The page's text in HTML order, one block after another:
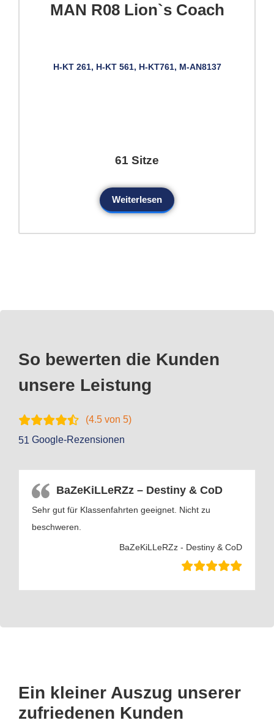
MAN R08 Lion`s Coach
H-KT 261, H-KT 561, H-KT761, M-AN8137
61 Sitze
Weiterlesen
So bewerten die Kunden
unsere Leistung
(4.5 von 5)
51 Google-Rezensionen
BaZeKiLLeRZz – Destiny & CoD
Sehr gut für Klassenfahrten geeignet. Nicht zu
beschweren.
BaZeKiLLeRZz - Destiny & CoD
Ein kleiner Auszug unserer
zufriedenen Kunden